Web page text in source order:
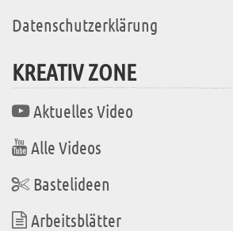
Datenschutzerklärung
KREATIV ZONE
Aktuelles Video
Alle Videos
Bastelideen
Arbeitsblätter